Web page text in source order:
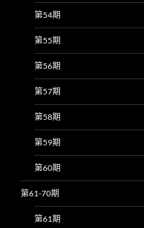
第54期
第55期
第56期
第57期
第58期
第59期
第60期
第61-70期
第61期